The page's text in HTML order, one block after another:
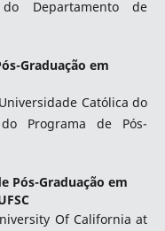
Departamento de
Graduação em
Católica do
Programa de Pós-
Pós-Graduação em
Of California at